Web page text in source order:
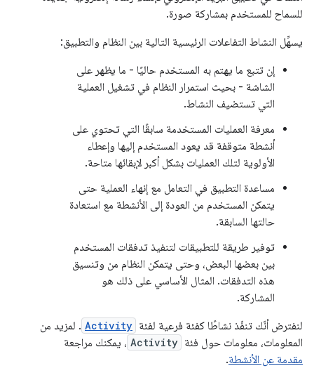
للسماح للمستخدم بمشاركة صورة.
يسهِّل النشاط التفاعلات الرئيسية التالية بين النظام والتطبيق:
إن تتبع ما يهتم به المستخدم حاليًا - ما يظهر على
الشاشة - بحيث استمرار النظام في تشغيل العملية
التي تستضيف النشاط.
معرفة العمليات المستخدمة سابقًا التي تحتوي على
أنشطة متوقفة قد يعود المستخدم إليها وإعطاء
الأولوية لتلك العمليات بشكل أكبر لإبقائها متاحة.
مساعدة التطبيق في التعامل مع إنهاء العملية حتى
يتمكن المستخدم من العودة إلى الأنشطة مع استعادة
حالتها السابقة.
توفير طريقة للتطبيقات لتنفيذ تدفقات المستخدم
بين بعضها البعض، وحتى يتمكن النظام من وتنسيق
هذه التدفقات. المثال الأساسي على ذلك هو
المشاركة.
لنفترض أنّك تنفّذ نشاطًا كفئة فرعية لفئة Activity . لمزيد من
المعلومات، معلومات حول فئة Activity ، يمكنك مراجعة
مقدمة عن الأنشطة.